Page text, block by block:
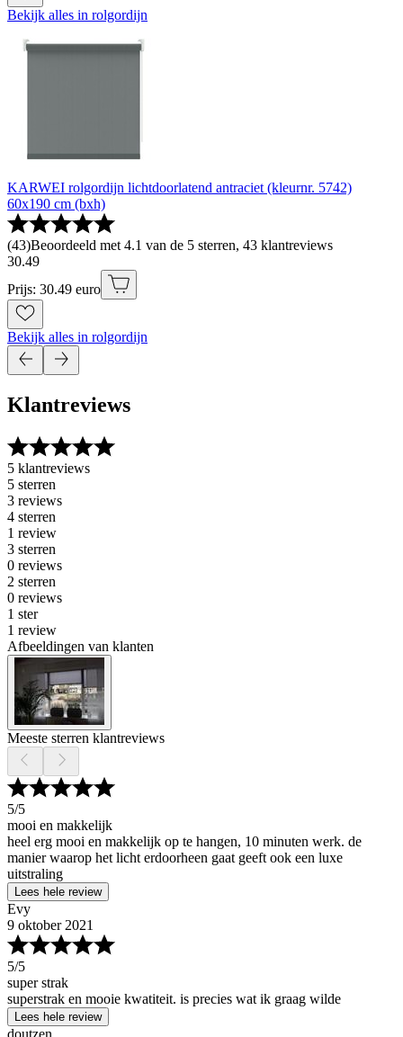
Bekijk alles in rolgordijn
KARWEI rolgordijn lichtdoorlatend antraciet (kleurnr. 5742)
60x190 cm (bxh)
(43)Beoordeeld met 4.1 van de 5 sterren, 43 klantreviews
30.49
Prijs: 30.49 euro
Bekijk alles in rolgordijn
Klantreviews
5 klantreviews
5 sterren
3 reviews
4 sterren
1 review
3 sterren
0 reviews
2 sterren
0 reviews
1 ster
1 review
Afbeeldingen van klanten
Meeste sterren klantreviews
5/5
mooi en makkelijk
heel erg mooi en makkelijk op te hangen, 10 minuten werk. de
manier waarop het licht erdoorheen gaat geeft ook een luxe
uitstraling
Lees hele review
Evy
9 oktober 2021
5/5
super strak
superstrak en mooie kwatiteit. is precies wat ik graag wilde
Lees hele review